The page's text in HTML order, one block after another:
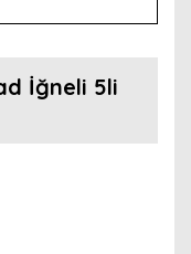
İğneli 5li